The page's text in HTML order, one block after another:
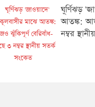
ঘূর্ণিঝড়
আতঙ্ক:
নম্বর